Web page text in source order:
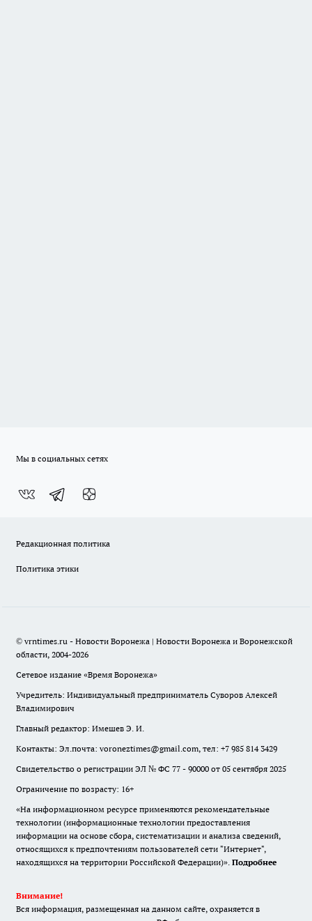
Мы в социальных сетях
Редакционная политика
Политика этики
© vrntimes.ru - Новости Воронежа | Новости Воронежа и Воронежской
области, 2004-2026
Сетевое издание «Время Воронежа»
Учредитель: Индивидуальный предприниматель Суворов Алексей
Владимирович
Главный редактор: Имешев Э. И.
Контакты: Эл.почта: voroneztimes@gmail.com, тел: +7 985 814 3429
Свидетельство о регистрации ЭЛ № ФС 77 - 90000 от 05 сентября 2025
Ограничение по возрасту: 16+
«На информационном ресурсе применяются рекомендательные
технологии (информационные технологии предоставления
информации на основе сбора, систематизации и анализа сведений,
относящихся к предпочтениям пользователей сети "Интернет",
находящихся на территории Российской Федерации)». Подробнее
Внимание!
Вся информация, размещенная на данном сайте, охраняется в